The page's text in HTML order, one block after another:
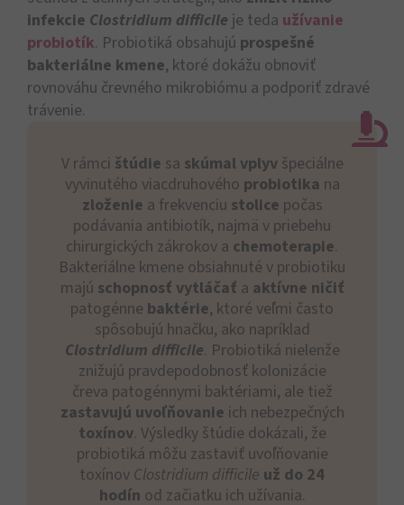
infekcie Clostridium difficile je teda užívanie
probiotík. Probiotiká obsahujú prospešné
bakteriálne kmene, ktoré dokážu obnoviť
rovnováhu črevného mikrobiómu a podporiť zdravé
trávenie.
V rámci štúdie sa skúmal vplyvšpeciálne
vyvinutého viacdruhového probiotika na
zloženie a frekvenciu stolice počas
podávania antibiotík, najmä v priebehu
chirurgických zákrokov a chemoterapie.
Bakteriálne kmene obsiahnuté v probiotiku
majú schopnosť vytláčať a aktívne ničiť
patogénne baktérie, ktoré veľmi často
spôsobujú hnačku, ako napríklad
Clostridium difficile. Probiotiká nielenže
znižujú pravdepodobnosť kolonizácie
čreva patogénnymi baktériami, ale tiež
zastavujú uvoľňovanie ich nebezpečných
toxínov. Výsledky štúdie dokázali, že
probiotiká môžu zastaviť uvoľňovanie
toxínov Clostridium difficile už do 24
hodín od začiatku ich užívania.